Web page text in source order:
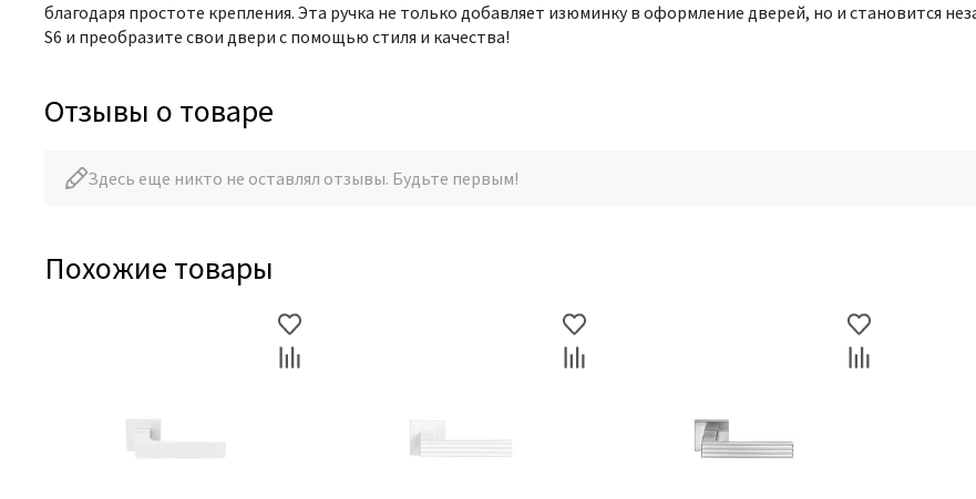
благодаря простоте крепления. Эта ручка не только добавляет изюминку в оформление дверей, но и становится
S6 и преобразите свои двери с помощью стиля и качества!
Отзывы о товаре
Здесь еще никто не оставлял отзывы. Будьте первым!
Похожие товары